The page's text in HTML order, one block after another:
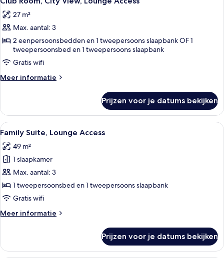
Access
foto's
voor
Club
Room,
City
View,
Lounge
27 m²
Max. aantal: 3
2 eenpersoonsbedden en 1 tweepersoons slaapbank OF 1
tweepersoonsbed en 1 tweepersoons slaapbank
Gratis wifi
Meer informatie
Meer
Room,
City
View,
Lounge
Access
Prijzen voor je datums bekijken
Alle
foto's
voor
Family
Suite,
Lounge
Access
Een hotelkamer met een groot bed,
10
Family Suite, Lounge Access
49 m²
1 slaapkamer
Max. aantal: 3
1 tweepersoonsbed en 1 tweepersoons slaapbank
Gratis wifi
Meer informatie
Meer
Suite,
Prijzen voor je datums bekijken